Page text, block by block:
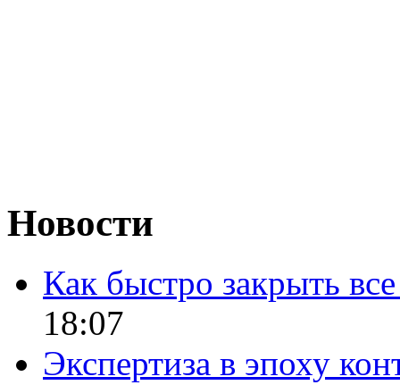
Новости
Как быстро закрыть
18:07
Экспертиза в эпоху